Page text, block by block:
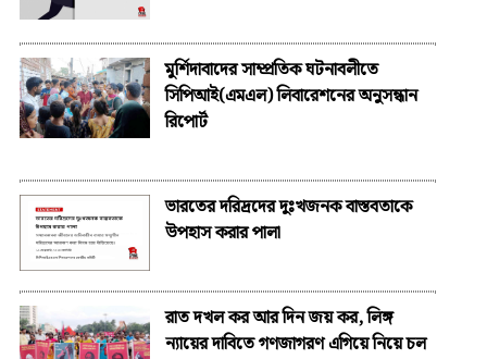
মুর্শিদাবাদের সাম্প্রতিক ঘটনাবলীতে
সিপিআই(এমএল) লিবারেশনের অনুসন্ধান
রিপোর্ট
ভারতের দরিদ্রদের দুঃখজনক বাস্তবতাকে
উপহাস করার পালা
রাত দখল কর আর দিন জয় কর, লিঙ্গ
ন্যায়ের দাবিতে গণজাগরণ এগিয়ে নিয়ে চল